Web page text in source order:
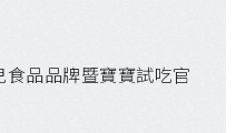
品品牌暨寶寶試吃官